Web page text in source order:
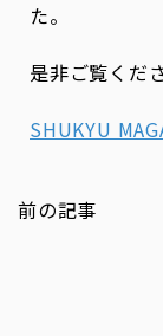
た。
是非ご覧くだ
SHUKYU
前の記事